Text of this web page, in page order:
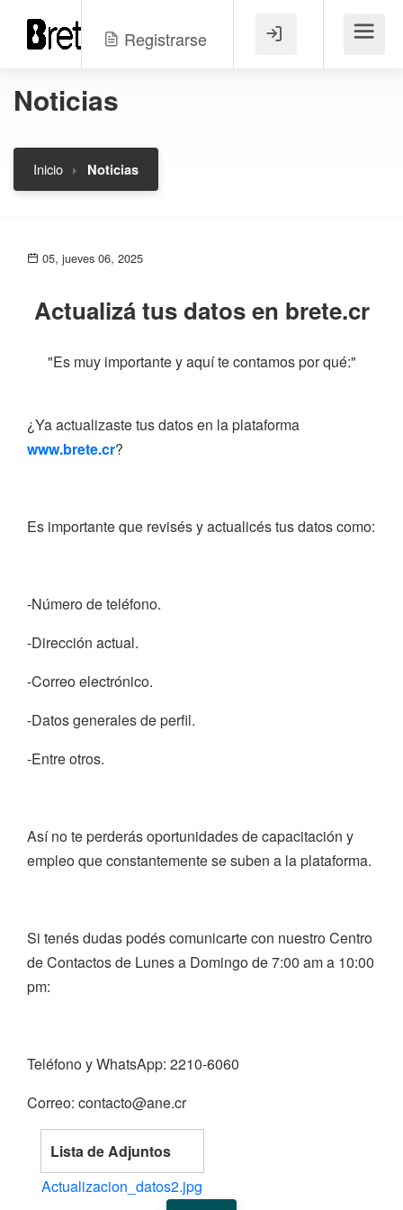
Registrarse Menú
Noticias
Inicio Noticias
05, jueves 06, 2025
Actualizá tus datos en brete.cr
"Es muy importante y aquí te contamos por qué:"
¿Ya actualizaste tus datos en la plataforma
www.brete.cr?
Es importante que revisés y actualicés tus datos como:
-Número de teléfono.
-Dirección actual.
-Correo electrónico.
-Datos generales de perfil.
-Entre otros.
Así no te perderás oportunidades de capacitación y
empleo que constantemente se suben a la plataforma.
Si tenés dudas podés comunicarte con nuestro Centro
de Contactos de Lunes a Domingo de 7:00 am a 10:00
pm:
Teléfono y WhatsApp: 2210-6060
Correo: contacto@ane.cr
Lista de Adjuntos
Actualizacion_datos2.jpg